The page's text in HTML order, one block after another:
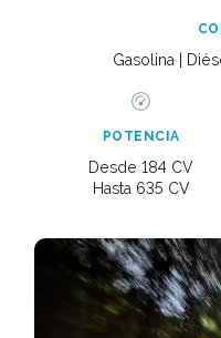
Gasolina |
POTENCIA
Desde 184 CV
Hasta 635 CV